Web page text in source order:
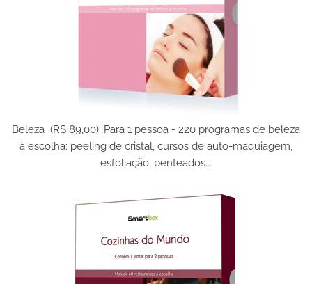
Beleza (R$ 89,00): Para 1 pessoa - 220 programas de beleza
à escolha: peeling de cristal, cursos de auto-maquiagem,
esfoliação, penteados...